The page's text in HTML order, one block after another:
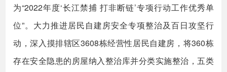
为“2022年度‘长江禁捕 打非断链’专项行动工作优秀单
位”。大力推进居民自建房安全专项整治及百日攻坚行
动，深入摸排辖区3608栋经营性居民自建房，将360栋
存在安全隐患的房屋纳入整治库并分类实施整治，五类